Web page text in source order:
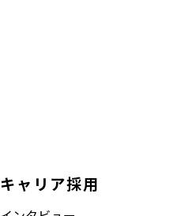
キャリア採用